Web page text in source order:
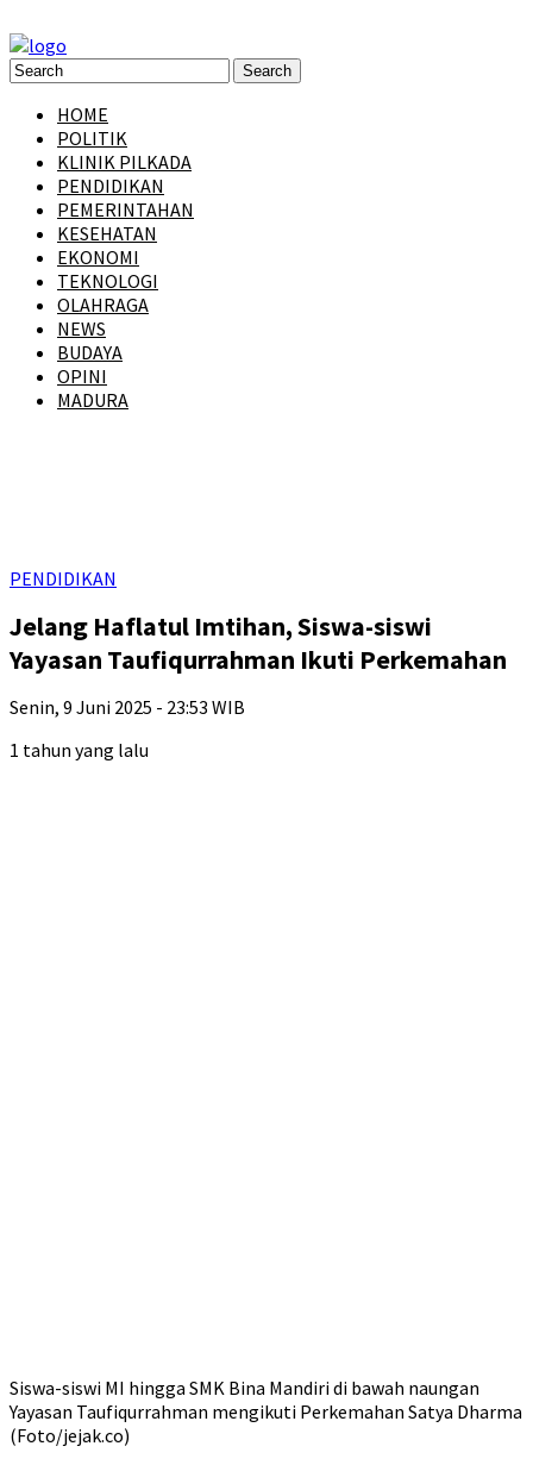
HOME
POLITIK
KLINIK PILKADA
PENDIDIKAN
PEMERINTAHAN
KESEHATAN
EKONOMI
TEKNOLOGI
OLAHRAGA
NEWS
BUDAYA
OPINI
MADURA
PENDIDIKAN
Jelang Haflatul Imtihan, Siswa-siswi
Yayasan Taufiqurrahman Ikuti Perkemahan
Senin, 9 Juni 2025 - 23:53 WIB
1 tahun yang lalu
Siswa-siswi MI hingga SMK Bina Mandiri di bawah naungan
Yayasan Taufiqurrahman mengikuti Perkemahan Satya Dharma
(Foto/jejak.co)